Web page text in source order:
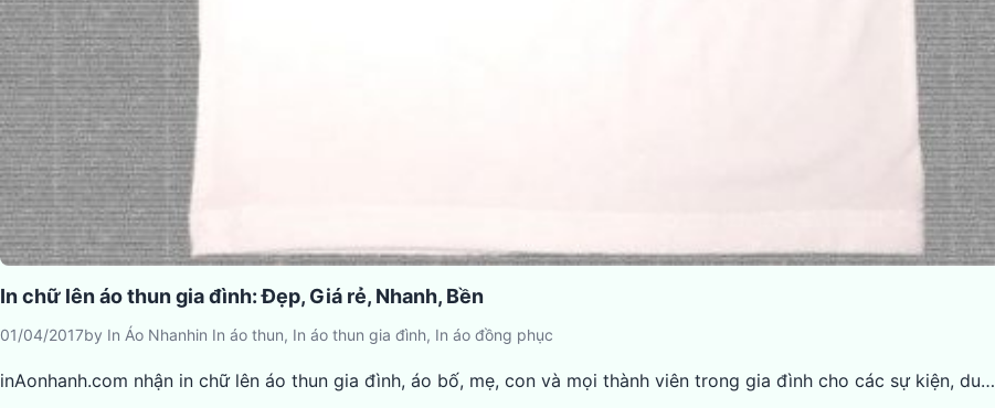
In chữ lên áo thun gia đình: Đẹp, Giá rẻ, Nhanh, Bền
01/04/2017by In Áo Nhanhin In áo thun, In áo thun gia đình, In áo đồng phục
inAonhanh.com nhận in chữ lên áo thun gia đình, áo bố, mẹ, con và mọi thành viên trong gia đình cho các sự kiện, du…